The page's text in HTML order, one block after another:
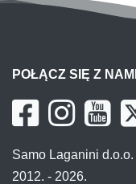
POŁĄCZ SIĘ Z NAMI
Samo Laganini d.o.o.
2012. - 2026.